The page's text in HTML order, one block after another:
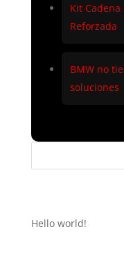
Kit
Reforzada
BMW no
soluciones
Hello world!